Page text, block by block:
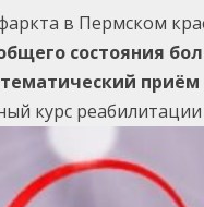
в Пермском
состояния
курс